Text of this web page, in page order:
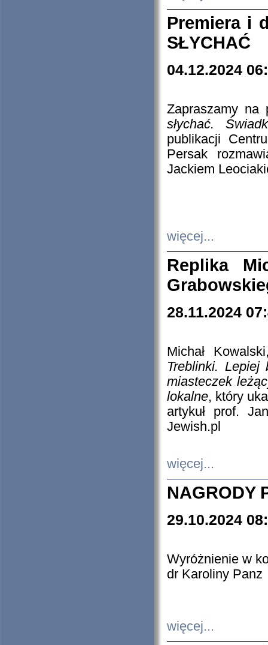
Premiera i
SŁYCHAĆ
04.12.2024
Zapraszamy
słychać.
publikacji
Persak
Jackiem
więcej...
Replika
28.11.2024
Michał
Treblinki. Lepiej
miasteczek
lokalne, który
artykuł prof.
Jewish.pl
więcej...
NAGRODY
29.10.2024
Wyróżnienie w
dr Karoliny Panz
więcej...